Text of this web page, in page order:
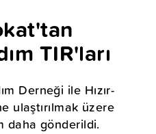
TIR'ları
Derneği ile Hızır-
ulaştırılmak üzere
daha gönderildi.